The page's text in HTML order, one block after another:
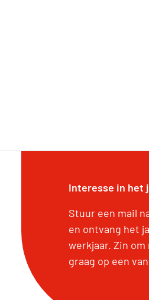
Interesse in het
Stuur een mail
en ontvang het
werkjaar. Zin
graag op een